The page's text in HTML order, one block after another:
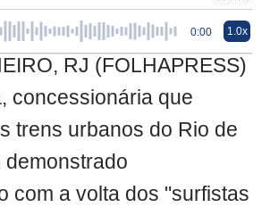
0:00 1.0x
RJ (FOLHAPRESS)
concessionária que
trens urbanos do Rio de
demonstrado
com a volta dos "surfistas